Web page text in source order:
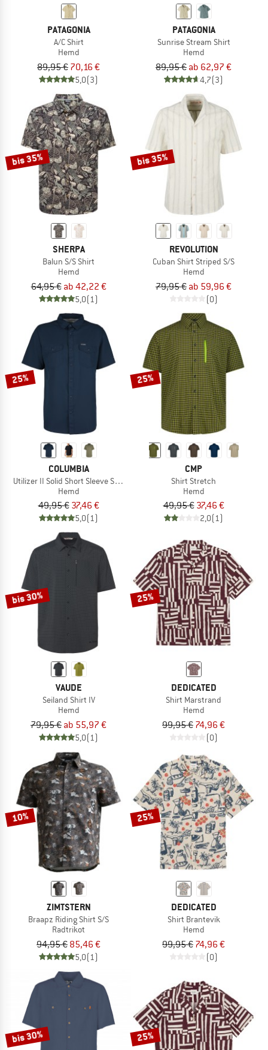
PATAGONIA
A/C Shirt
Hemd
89,95 € 70,16 €
5,0(3)
PATAGONIA
Sunrise Stream Shirt
Hemd
89,95 € ab 62,97 €
4,7(3)
bis 35%
SHERPA
Balun S/S Shirt
Hemd
64,95 € ab 42,22 €
5,0(1)
bis 35%
REVOLUTION
Cuban Shirt Striped S/S
Hemd
79,95 € ab 59,96 €
(0)
25%
COLUMBIA
Utilizer II Solid Short Sleeve Shirt
Hemd
49,95 € 37,46 €
5,0(1)
25%
CMP
Shirt Stretch
Hemd
49,95 € 37,46 €
2,0(1)
bis 30%
VAUDE
Seiland Shirt IV
Hemd
79,95 € ab 55,97 €
5,0(1)
25%
DEDICATED
Shirt Marstrand
Hemd
99,95 € 74,96 €
(0)
10%
ZIMTSTERN
Braapz Riding Shirt S/S
Radtrikot
94,95 € 85,46 €
5,0(1)
25%
DEDICATED
Shirt Brantevik
Hemd
99,95 € 74,96 €
(0)
bis 30% 25%